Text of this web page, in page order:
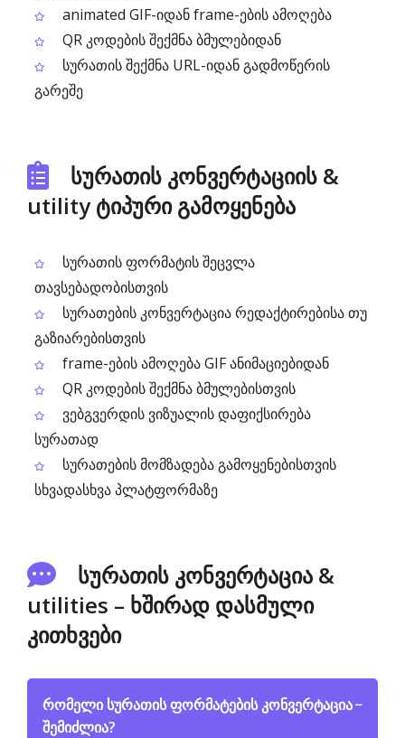
animated GIF-იდან frame-ების ამოღება
QR კოდების შექმნა ბმულებიდან
სურათის შექმნა URL-იდან გადმოწერის
გარეშე
სურათის კონვერტაციის &
utility ტიპური გამოყენება
სურათის ფორმატის შეცვლა
თავსებადობისთვის
სურათების კონვერტაცია რედაქტირებისა თუ
გაზიარებისთვის
frame-ების ამოღება GIF ანიმაციებიდან
QR კოდების შექმნა ბმულებისთვის
ვებგვერდის ვიზუალის დაფიქსირება
სურათად
სურათების მომზადება გამოყენებისთვის
სხვადასხვა პლატფორმაზე
სურათის კონვერტაცია &
utilities – ხშირად დასმული
კითხვები
რომელი სურათის ფორმატების კონვერტაცია
შემიძლია?
−